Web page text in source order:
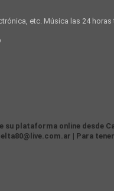
etc. Música las 24
su plataforma online desde
| Para